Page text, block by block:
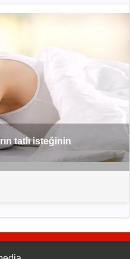
tatlı isteğinin